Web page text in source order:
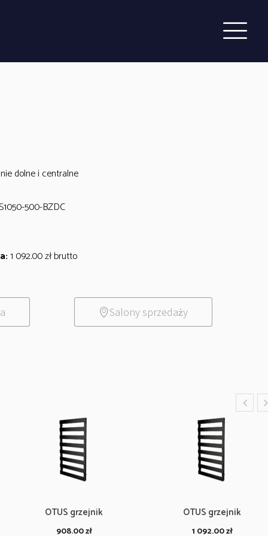
dolne i centralne
500-BZDC
1 092.00złbrutto
Salony sprzedaży
OTUS grzejnik
908.00zł
OTUS grzejnik
1 092.00zł